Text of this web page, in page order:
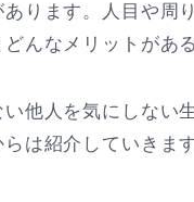
ります。人目や周
んなメリットがあ
他人を気にしない
は紹介していきます